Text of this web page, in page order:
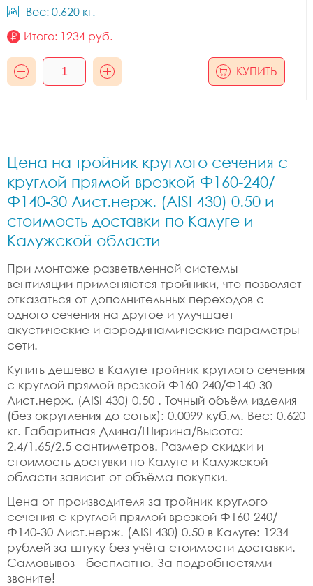
Вес: 0.620 кг.
Итого: 1234 руб.
КУПИТЬ
Цена на тройник круглого сечения с
круглой прямой врезкой Ф160-240/
Ф140-30 Лист.нерж. (AISI 430) 0.50 и
стоимость доставки по Калуге и
Калужской области
При монтаже разветвленной системы
вентиляции применяются тройники, что позволяет
отказаться от дополнительных переходов с
одного сечения на другое и улучшает
акустические и аэродинамические параметры
сети.
Купить дешево в Калуге тройник круглого сечения
с круглой прямой врезкой Ф160-240/Ф140-30
Лист.нерж. (AISI 430) 0.50 . Точный объём изделия
(без округления до сотых): 0.0099 куб.м. Вес: 0.620
кг. Габаритная Длина/Ширина/Высота:
2.4/1.65/2.5 сантиметров. Размер скидки и
стоимость достувки по Калуге и Калужской
области зависит от объёма покупки.
Цена от производителя за тройник круглого
сечения с круглой прямой врезкой Ф160-240/
Ф140-30 Лист.нерж. (AISI 430) 0.50 в Калуге: 1234
рублей за штуку без учёта стоимости доставки.
Самовывоз - бесплатно. За подробностями
звоните!